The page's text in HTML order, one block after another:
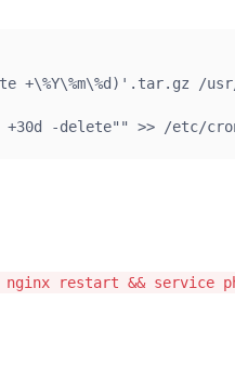
/usr/
-delete"" >> /etc/
nginx restart && service